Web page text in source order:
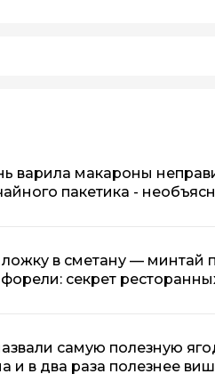
варила макароны
пакетика -
в сметану — минтай
секрет
самую полезную
и в два раза полезнее